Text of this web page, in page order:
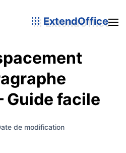
ExtendOffice
Guide facile
de modification